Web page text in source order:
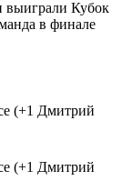
выиграли Кубок
в финале
(+1 Дмитрий
(+1 Дмитрий